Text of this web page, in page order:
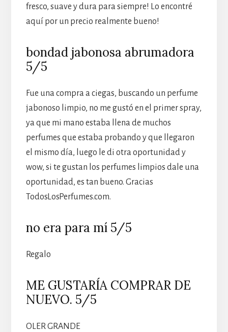
fresco, suave y dura para siempre! Lo encontré
aquí por un precio realmente bueno!
bondad jabonosa abrumadora
5/5
Fue una compra a ciegas, buscando un perfume
jabonoso limpio, no me gustó en el primer spray,
ya que mi mano estaba llena de muchos
perfumes que estaba probando y que llegaron
el mismo día, luego le di otra oportunidad y
wow, si te gustan los perfumes limpios dale una
oportunidad, es tan bueno. Gracias
TodosLosPerfumes.com.
no era para mí 5/5
Regalo
ME GUSTARÍA COMPRAR DE
NUEVO. 5/5
OLER GRANDE